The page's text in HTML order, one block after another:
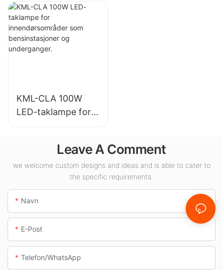
industrianlegg,
lagerbygninger og
andre
innendørsbelysning
KML-CLA 100W
LED-taklampe for
innendørsområder
bensinstasjoner og
underganger.
Leave A Comment
we welcome custom designs and ideas and is able to cater to
the specific requirements.
Navn
E-Post
Telefon/whatsApp